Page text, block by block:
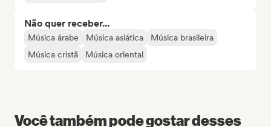
Não quer receber...
Música árabe Música asiática
Música brasileira
Música cristã
Música oriental
Você também pode gostar desses